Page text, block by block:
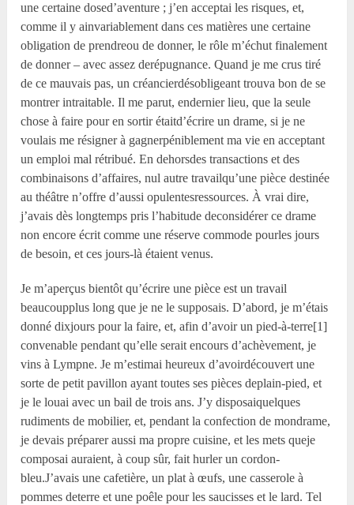
une certaine dosed’aventure ; j’en acceptai les risques, et,
comme il y ainvariablement dans ces matières une certaine
obligation de prendreou de donner, le rôle m’échut finalement
de donner – avec assez derépugnance. Quand je me crus tiré
de ce mauvais pas, un créancierdésobligeant trouva bon de se
montrer intraitable. Il me parut, endernier lieu, que la seule
chose à faire pour en sortir étaitd’écrire un drame, si je ne
voulais me résigner à gagnerpéniblement ma vie en acceptant
un emploi mal rétribué. En dehorsdes transactions et des
combinaisons d’affaires, nul autre travailqu’une pièce destinée
au théâtre n’offre d’aussi opulentesressources. À vrai dire,
j’avais dès longtemps pris l’habitude deconsidérer ce drame
non encore écrit comme une réserve commode pourles jours
de besoin, et ces jours-là étaient venus.
Je m’aperçus bientôt qu’écrire une pièce est un travail
beaucoupplus long que je ne le supposais. D’abord, je m’étais
donné dixjours pour la faire, et, afin d’avoir un pied-à-terre[1]
convenable pendant qu’elle serait encours d’achèvement, je
vins à Lympne. Je m’estimai heureux d’avoirdécouvert une
sorte de petit pavillon ayant toutes ses pièces deplain-pied, et
je le louai avec un bail de trois ans. J’y disposaiquelques
rudiments de mobilier, et, pendant la confection de mondrame,
je devais préparer aussi ma propre cuisine, et les mets queje
composai auraient, à coup sûr, fait hurler un cordon-
bleu.J’avais une cafetière, un plat à œufs, une casserole à
pommes deterre et une poêle pour les saucisses et le lard. Tel